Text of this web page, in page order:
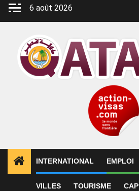
Aller
6 août 2026
INTERNATIONAL EMPLOI
VILLES TOURISME